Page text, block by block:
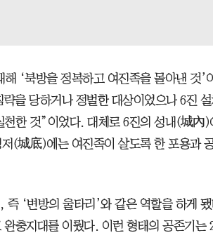
‘북방을 정복하고 여진족을 몰아낸 것’
을 당하거나 정벌한 대상이었으나 6진
천한 것”이었다. 대체로 6진의 성내(城內)
(城底)에는 여진족이 살도록 한 포용과
‘변방의 울타리’와 같은 역할을 하게
충지대를 이뤘다. 이런 형태의 공존기는